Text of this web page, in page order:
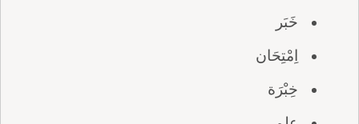
خَبَر
اِمْتِحَان
خِبْرَة